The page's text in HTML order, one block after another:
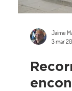
Jaime
3 mar